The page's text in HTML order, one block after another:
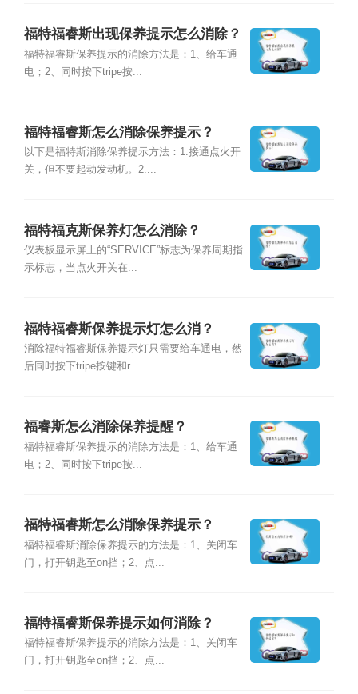
福特福睿斯出现保养提示怎么消除？
福特福睿斯保养提示的消除方法是：1、给车通
电；2、同时按下tripe按...
福特福睿斯怎么消除保养提示？
以下是福特斯消除保养提示方法：1.接通点火开
关，但不要起动发动机。2....
福特福克斯保养灯怎么消除？
仪表板显示屏上的“SERVICE”标志为保养周期指
示标志，当点火开关在...
福特福睿斯保养提示灯怎么消？
消除福特福睿斯保养提示灯只需要给车通电，然
后同时按下tripe按键和r...
福睿斯怎么消除保养提醒？
福特福睿斯保养提示的消除方法是：1、给车通
电；2、同时按下tripe按...
福特福睿斯怎么消除保养提示？
福特福睿斯消除保养提示的方法是：1、关闭车
门，打开钥匙至on挡；2、点...
福特福睿斯保养提示如何消除？
福特福睿斯保养提示的消除方法是：1、关闭车
门，打开钥匙至on挡；2、点...